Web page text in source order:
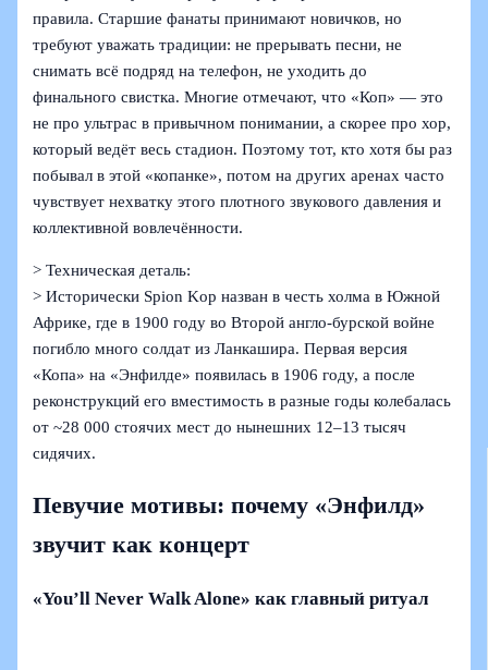
правила. Старшие фанаты принимают новичков, но
требуют уважать традиции: не прерывать песни, не
снимать всё подряд на телефон, не уходить до
финального свистка. Многие отмечают, что «Коп» — это
не про ультрас в привычном понимании, а скорее про хор,
который ведёт весь стадион. Поэтому тот, кто хотя бы раз
побывал в этой «копанке», потом на других аренах часто
чувствует нехватку этого плотного звукового давления и
коллективной вовлечённости.
> Техническая деталь:
> Исторически Spion Kop назван в честь холма в Южной
Африке, где в 1900 году во Второй англо-бурской войне
погибло много солдат из Ланкашира. Первая версия
«Копа» на «Энфилде» появилась в 1906 году, а после
реконструкций его вместимость в разные годы колебалась
от ~28 000 стоячих мест до нынешних 12–13 тысяч
сидячих.
Певучие мотивы: почему «Энфилд»
звучит как концерт
«You’ll Never Walk Alone» как главный ритуал